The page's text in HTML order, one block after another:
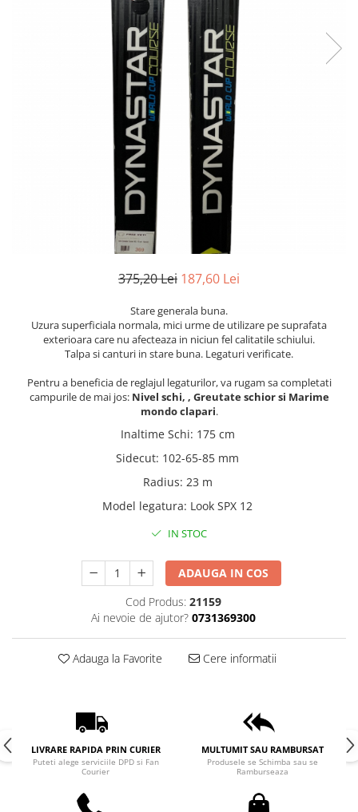
Bețe noi modele feminine
375,20 Lei 187,60 Lei
Stare generala buna.
Uzura superficiala normala, mici urme de utilizare pe suprafata
exterioara care nu afecteaza in niciun fel calitatile schiului.
Talpa si canturi in stare buna. Legaturi verificate.
Pentru a beneficia de reglajul legaturilor, va rugam sa completati
campurile de mai jos: Nivel schi, , Greutate schior si Marime
mondo clapari.
Inaltime Schi: 175 cm
Sidecut: 102-65-85 mm
Radius: 23 m
Model legatura: Look SPX 12
IN STOC
ADAUGA IN COS
Cod Produs: 21159
Ai nevoie de ajutor? 0731369300
Adauga la Favorite Cere informatii
LIVRARE RAPIDA PRIN CURIER
Puteti alege serviciile DPD si Fan
Courier
MULTUMIT SAU RAMBURSAT
Produsele se Schimba sau se
Ramburseaza